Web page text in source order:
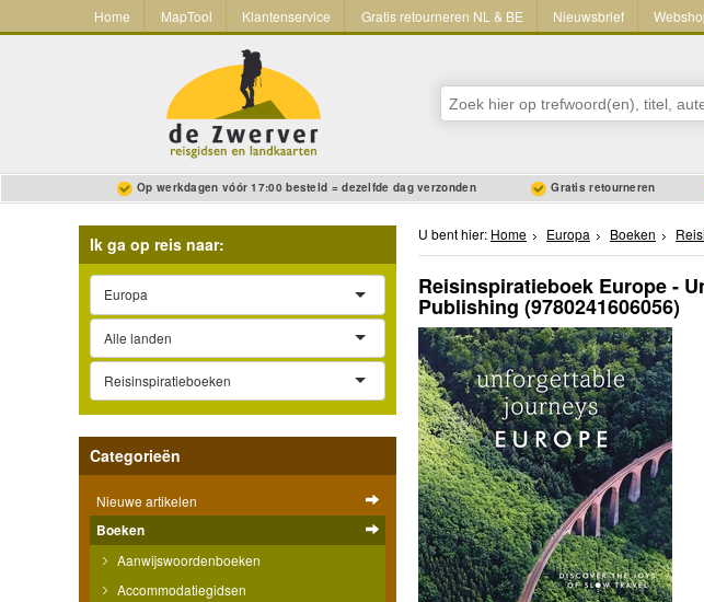
Home MapTool Klantenservice Gratis retourneren NL & BE Nieuwsbrief
Op werkdagen vóór 17:00 besteld = dezelfde dag verzonden Gratis retourneren
Ik ga op reis naar:
Europa
Alle landen
Reisinspiratieboeken
Categorieën
Nieuwe artikelen
Boeken
Aanwijswoordenboeken
Accommodatiegidsen
U bent hier: Home Europa Boeken
Reisinspiratieboek Europe -
Publishing (9780241606056)